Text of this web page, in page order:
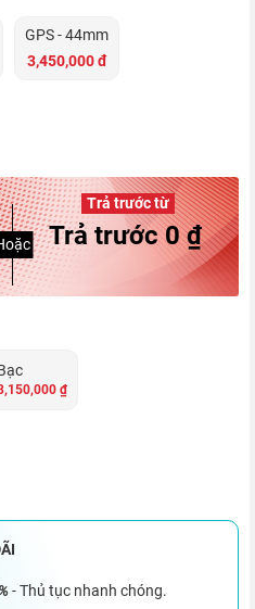
GPS - 44mm
3,450,000 đ
Trả trước từ
Trả trước 0 ₫
₫
- Thủ tục nhanh chóng.